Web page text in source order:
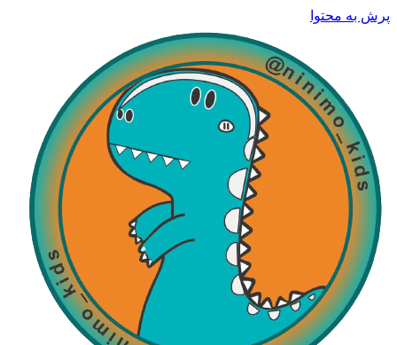
پرش به محتوا